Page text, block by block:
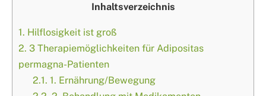
Inhaltsverzeichnis
1. Hilflosigkeit ist groß
2. 3 Therapiemöglichkeiten für Adipositas
permagna-Patienten
2.1. 1. Ernährung/Bewegung